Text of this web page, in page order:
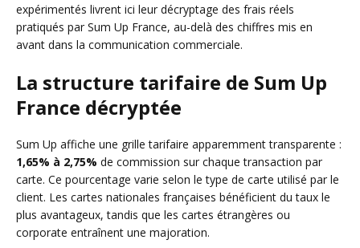
expérimentés livrent ici leur décryptage des frais réels
pratiqués par Sum Up France, au-delà des chiffres mis en
avant dans la communication commerciale.
La structure tarifaire de Sum Up
France décryptée
Sum Up affiche une grille tarifaire apparemment transparente :
1,65% à 2,75% de commission sur chaque transaction par
carte. Ce pourcentage varie selon le type de carte utilisé par le
client. Les cartes nationales françaises bénéficient du taux le
plus avantageux, tandis que les cartes étrangères ou
corporate entraînent une majoration.